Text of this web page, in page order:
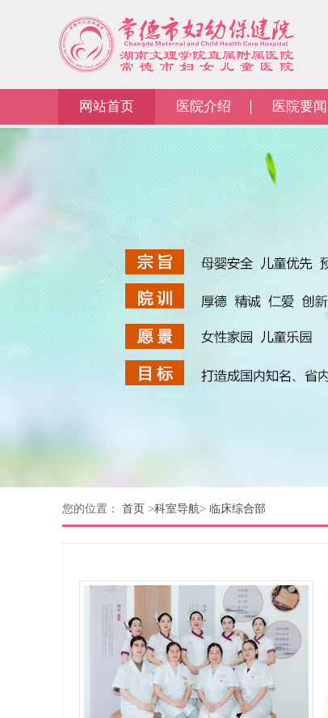
网站首页 医院介绍 医院要闻
您的位置： 首页 >科室导航> 临床综合部